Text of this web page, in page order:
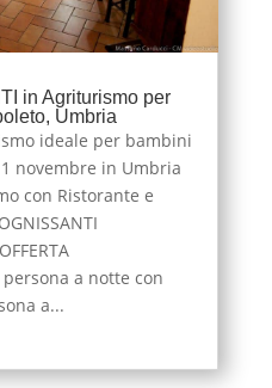
in Agriturismo per
Umbria
ideale per bambini
novembre in Umbria
con Ristorante e
persona a notte con
a...